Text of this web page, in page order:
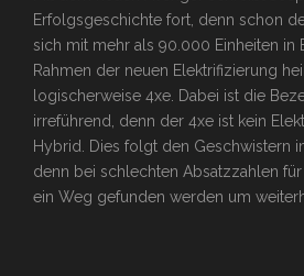
Erfolgsgeschichte fort, denn schon
sich mit mehr als 90.000 Einheiten in
Rahmen der neuen Elektrifizierung
logischerweise 4xe. Dabei ist die
irreführend, denn der 4xe ist kein
Hybrid. Dies folgt den Geschwistern
denn bei schlechten Absatzzahlen
ein Weg gefunden werden um